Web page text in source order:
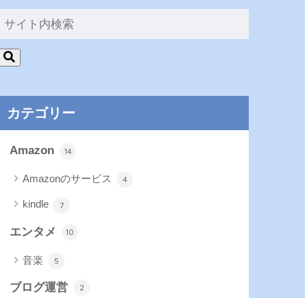
カテゴリー
Amazon 14
Amazonのサービス 4
kindle 7
エンタメ 10
音楽 5
ブログ運営 2